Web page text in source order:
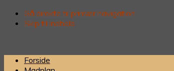
Gå direkte til primær navigation
Skip til indhold
Forside